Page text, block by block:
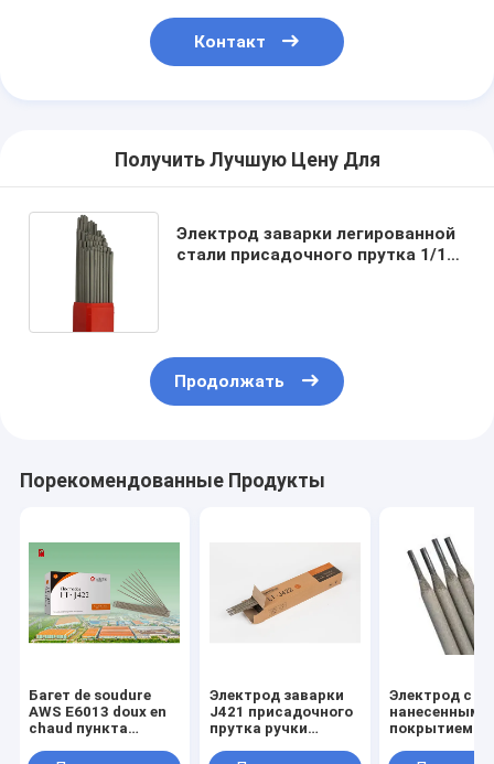
Контакт
Получить Лучшую Цену Для
Электрод заварки легированной
стали присадочного прутка 1/16
Продолжать
Порекомендованные Продукты
Багет de soudure
AWS E6013 doux en
chaud пункта
Электрод заварки
J421 присадочного
прутка ручки
Электрод с
нанесенным
покрытием